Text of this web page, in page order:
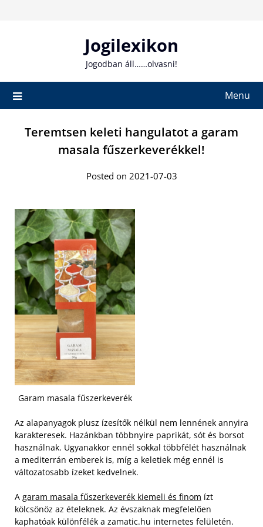
Jogilexikon
Jogodban áll……olvasni!
Menu
Teremtsen keleti hangulatot a garam
masala fűszerkeverékkel!
Posted on 2021-07-03
Garam masala fűszerkeverék
Az alapanyagok plusz ízesítők nélkül nem lennének annyira
karakteresek. Hazánkban többnyire paprikát, sót és borsot
használnak. Ugyanakkor ennél sokkal többfélét használnak
a mediterrán emberek is, míg a keletiek még ennél is
változatosabb ízeket kedvelnek.
A garam masala fűszerkeverék kiemeli és finom ízt
kölcsönöz az ételeknek. Az évszaknak megfelelően
kaphatóak különfélék a zamatic.hu internetes felületén.